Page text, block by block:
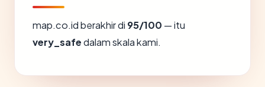
map.co.id berakhir di 95/100 — itu
very_safedalam skala kami.